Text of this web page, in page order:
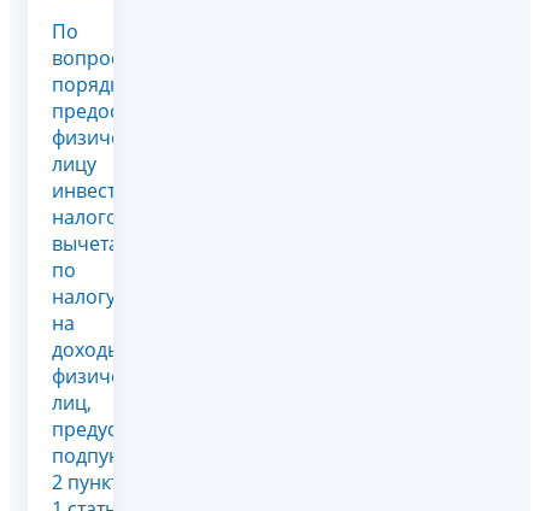
По
вопросу
порядка
предоставления
физическому
лицу
инвестиционного
налогового
вычета
по
налогу
на
доходы
физических
лиц,
предусмотренного
подпунктом
2 пункта